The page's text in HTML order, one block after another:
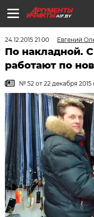
AIF.BY
24.12.2015 21:00 Евгений
По накладной.
работают по
№ 52 от 22 декабря 2015